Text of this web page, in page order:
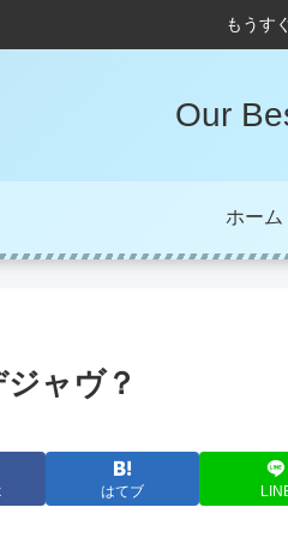
もうす
Our
ホーム
ャヴ？
はてブ